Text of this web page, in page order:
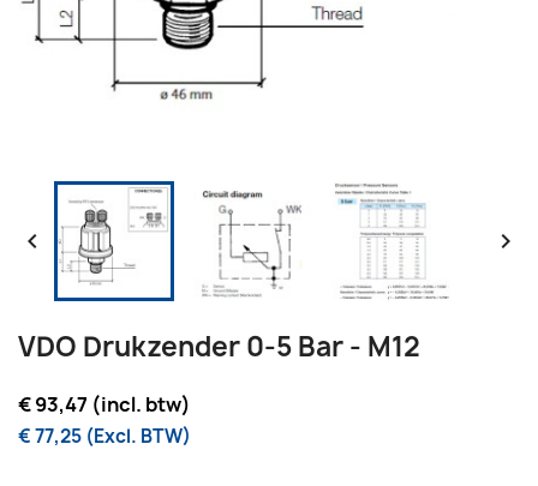
 
VDO Drukzender 0-5 Bar - M12
€ 93,47 (incl. btw)
€ 77,25 (Excl. BTW)